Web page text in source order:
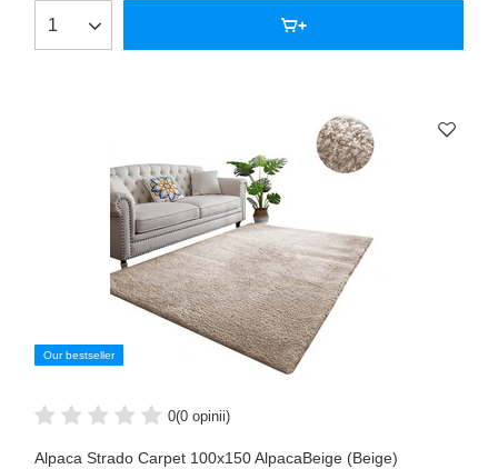
Our bestseller
0(0 opinii)
Alpaca Strado Carpet 100x150 AlpacaBeige (Beige)